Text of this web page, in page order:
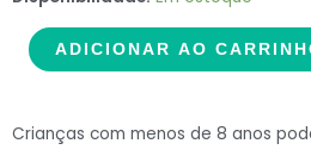
original
era:
atual
é:
€1.76.
Balloons
24"
ADICIONAR AO
Crianças com menos de 8 anos